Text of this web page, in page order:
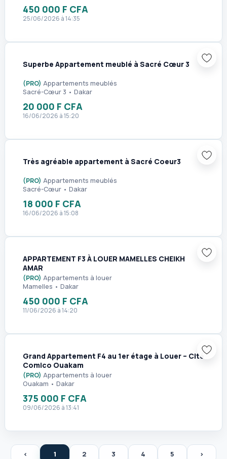
450 000 F CFA
25/06/2026 à 14:35
1
Superbe Appartement meublé à Sacré Cœur 3
(PRO) Appartements meublés
Sacré-Cœur 3 • Dakar
20 000 F CFA
16/06/2026 à 15:20
3
Très agréable appartement à Sacré Coeur3
(PRO) Appartements meublés
Sacré-Cœur • Dakar
18 000 F CFA
16/06/2026 à 15:08
1
APPARTEMENT F3 À LOUER MAMELLES CHEIKH
AMAR
(PRO) Appartements à louer
Mamelles • Dakar
450 000 F CFA
11/06/2026 à 14:20
1
Grand Appartement F4 au 1er étage à Louer – Cité
Comico Ouakam
(PRO) Appartements à louer
Ouakam • Dakar
375 000 F CFA
09/06/2026 à 13:41
< 1 2 3 4 5 >